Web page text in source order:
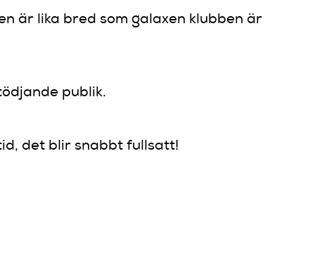
är lika bred som galaxen klubben är
publik.
det blir snabbt fullsatt!